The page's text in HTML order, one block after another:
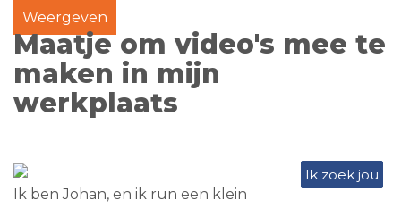
Weergeven
Maatje om video's mee te
maken in mijn
werkplaats
Ik zoek jou
Ik ben Johan, en ik run een klein